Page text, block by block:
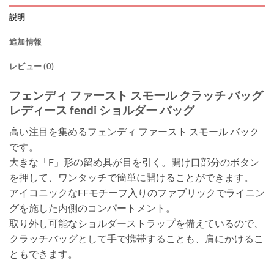
説明
追加情報
レビュー (0)
フェンディ ファースト スモール クラッチ バッグ
レディース fendi ショルダー バッグ
高い注目を集めるフェンディ ファースト スモール バック
です。
大きな「F」形の留め具が目を引く。開け口部分のボタン
を押して、ワンタッチで簡単に開けることができます。
アイコニックなFFモチーフ入りのファブリックでライニン
グを施した内側のコンパートメント。
取り外し可能なショルダーストラップを備えているので、
クラッチバッグとして手で携帯することも、肩にかけるこ
ともできます。